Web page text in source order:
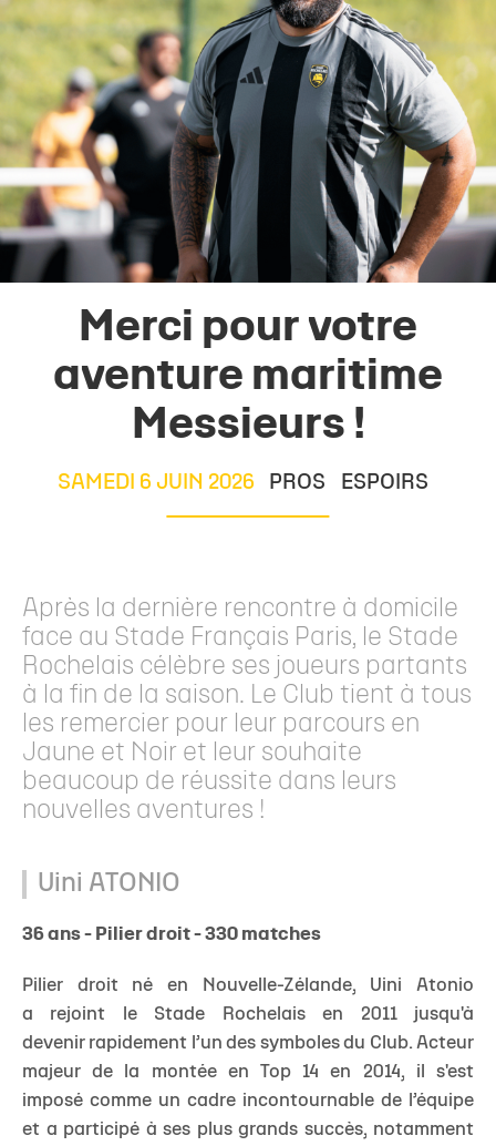
Merci pour votre
aventure maritime
Messieurs !
SAMEDI 6 JUIN 2026 PROS ESPOIRS
Après la dernière rencontre à domicile
face au Stade Français Paris, le Stade
Rochelais célèbre ses joueurs partants
à la fin de la saison. Le Club tient à tous
les remercier pour leur parcours en
Jaune et Noir et leur souhaite
beaucoup de réussite dans leurs
nouvelles aventures !
Uini ATONIO
36 ans - Pilier droit - 330 matches
Pilier droit né en Nouvelle-Zélande, Uini Atonio
a rejoint le Stade Rochelais en 2011 jusqu'à
devenir rapidement l’un des symboles du Club. Acteur
majeur de la montée en Top 14 en 2014, il s'est
imposé comme un cadre incontournable de l’équipe
et a participé à ses plus grands succès, notamment